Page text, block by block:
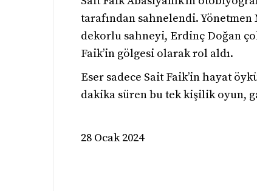
tarafından sahnelendi.
dekorlu sahneyi, Erdinç Doğan
Faik’in gölgesi olarak rol aldı.
Eser sadece Sait Faik’in hayat
dakika süren bu tek kişilik oyun,
28 Ocak 2024